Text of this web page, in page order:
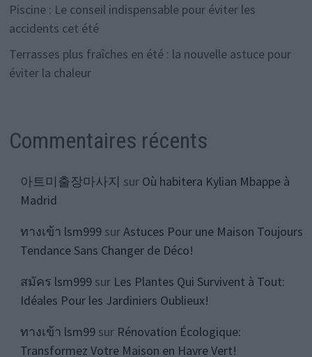
Piscine : Le conseil indispensable pour éviter les
accidents cet été
Terrasses plus fraîches en été : la nouvelle astuce pour
éviter la chaleur
Commentaires récents
아트미출장마사지 sur Où habitera Kylian Mbappe à
Madrid
ทางเข้า lsm999surAstuces Pour une Maison Toujours
Tendance Sans Changer de Déco!
สมัคร lsm999sur Les Plantes Qui Survivent à Tout:
Idéales Pour les Jardiniers Oublieux!
ทางเข้า lsm99sur Rénovation Écologique:
Transformez Votre Maison en Havre Vert!